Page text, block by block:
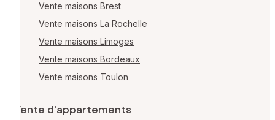
Vente maisons Brest
Vente maisons La Rochelle
Vente maisons Limoges
Vente maisons Bordeaux
Vente maisons Toulon
Vente d'appartements